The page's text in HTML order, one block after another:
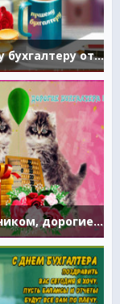
Лучшему бухгалтеру открытка
С Праздником, дорогие бухгалтера